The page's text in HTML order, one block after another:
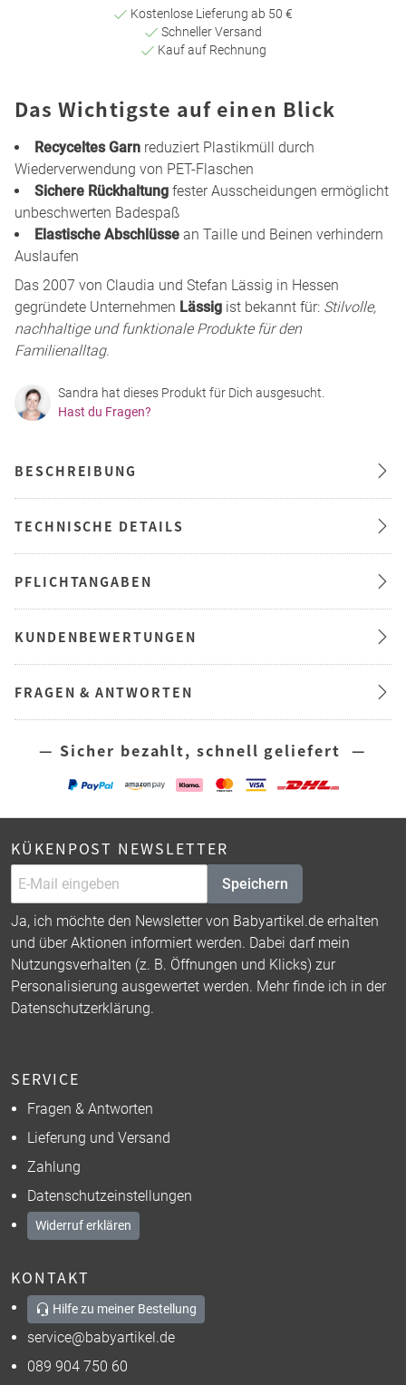
Kostenlose Lieferung ab 50 €
Schneller Versand
Kauf auf Rechnung
Das Wichtigste auf einen Blick
Recyceltes Garn reduziert Plastikmüll durch
Wiederverwendung von PET-Flaschen
Sichere Rückhaltung fester Ausscheidungen ermöglicht
unbeschwerten Badespaß
Elastische Abschlüsse an Taille und Beinen verhindern
Auslaufen
Das 2007 von Claudia und Stefan Lässig in Hessen
gegründete Unternehmen Lässig ist bekannt für: Stilvolle,
nachhaltige und funktionale Produkte für den
Familienalltag.
Sandra hat dieses Produkt für Dich ausgesucht.
Hast du Fragen?
BESCHREIBUNG
TECHNISCHE DETAILS
PFLICHTANGABEN
KUNDENBEWERTUNGEN
FRAGEN & ANTWORTEN
— Sicher bezahlt, schnell geliefert —
KÜKENPOST NEWSLETTER
Speichern
Ja, ich möchte den Newsletter von Babyartikel.de erhalten
und über Aktionen informiert werden. Dabei darf mein
Nutzungsverhalten (z. B. Öffnungen und Klicks) zur
Personalisierung ausgewertet werden. Mehr finde ich in der
Datenschutzerklärung.
SERVICE
Fragen & Antworten
Lieferung und Versand
Zahlung
Datenschutzeinstellungen
Widerruf erklären
KONTAKT
Hilfe zu meiner Bestellung
service@babyartikel.de
089 904 750 60